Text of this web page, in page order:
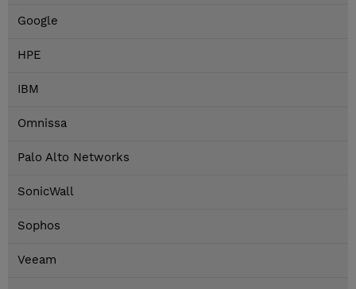
Google
HPE
IBM
Omnissa
Palo Alto Networks
SonicWall
Sophos
Veeam